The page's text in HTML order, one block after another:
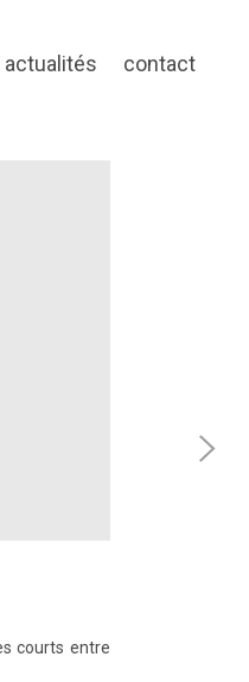
actualités contact
courts entre